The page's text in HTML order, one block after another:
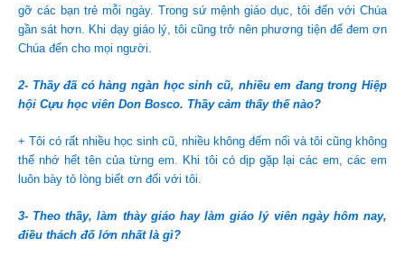
gỡ các bạn trẻ mỗi ngày. Trong sứ mệnh giáo dục, tôi đến với Chúa
gần sát hơn. Khi dạy giáo lý, tôi cũng trở nên phương tiện để đem ơn
Chúa đến cho mọi người.
2- Thầy đã có hàng ngàn học sinh cũ, nhiều em đang trong Hiệp
hội Cựu học viên Don Bosco. Thầy cảm thấy thế nào?
+ Tôi có rất nhiều học sinh cũ, nhiều không đếm nổi và tôi cũng không
thể nhớ hết tên của từng em. Khi tôi có dịp gặp lại các em, các em
luôn bày tỏ lòng biết ơn đối với tôi.
3- Theo thầy, làm thày giáo hay làm giáo lý viên ngày hôm nay,
điều thách đố lớn nhất là gì?